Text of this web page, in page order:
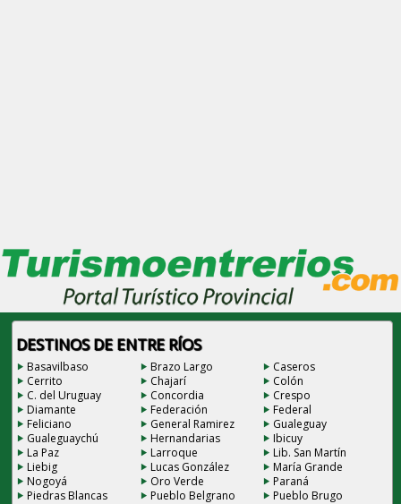
DESTINOS DE ENTRE RÍOS
Basavilbaso Brazo Largo
Caseros
Cerrito
Chajarí
Colón
C. del Uruguay
Concordia
Crespo
Diamante
Federación
Federal
Feliciano
General Ramirez
Gualeguay
Gualeguaychú
Hernandarias
Ibicuy
La Paz
Larroque
Lib. San Martín
Liebig
Lucas González
María Grande
Nogoyá
Oro Verde
Paraná
Piedras Blancas
Pueblo Belgrano
Pueblo Brugo